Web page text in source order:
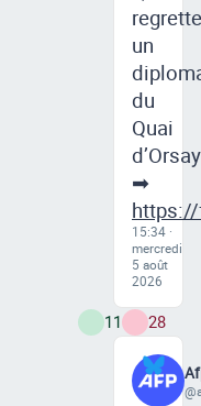
regrette
un
du
Quai
➡
15:34 ·
mercredi
5 août
2026
11 28